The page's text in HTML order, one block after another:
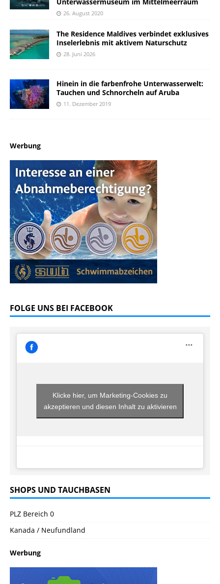
26. August 2020
The Residence Maldives verbindet exklusives
Inselerlebnis mit aktivem Naturschutz
28. Juni 2026
Hinein in die farbenfrohe Unterwasserwelt:
Tauchen und Schnorcheln auf Aruba
11. Dezember 2019
Werbung
FOLGE UNS BEI FACEBOOK
Klicke hier, um Marketing-Cookies zu
akzeptieren und diesen Inhalt zu aktivieren
SHOPS UND TAUCHBASEN
PLZ Bereich 0
Kanada / Neufundland
Werbung